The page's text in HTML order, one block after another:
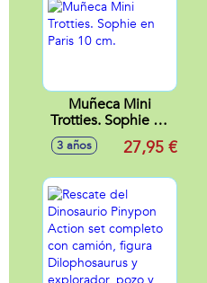
Muñeca Mini
Trotties. Sophie en
Paris 10 cm.
3 años 27,95 €